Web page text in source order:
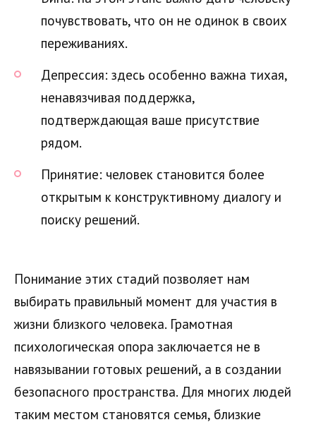
почувствовать, что он не одинок в своих
переживаниях.
Депрессия: здесь особенно важна тихая,
ненавязчивая поддержка,
подтверждающая ваше присутствие
рядом.
Принятие: человек становится более
открытым к конструктивному диалогу и
поиску решений.
Понимание этих стадий позволяет нам
выбирать правильный момент для участия в
жизни близкого человека. Грамотная
психологическая опора заключается не в
навязывании готовых решений, а в создании
безопасного пространства. Для многих людей
таким местом становятся семья, близкие